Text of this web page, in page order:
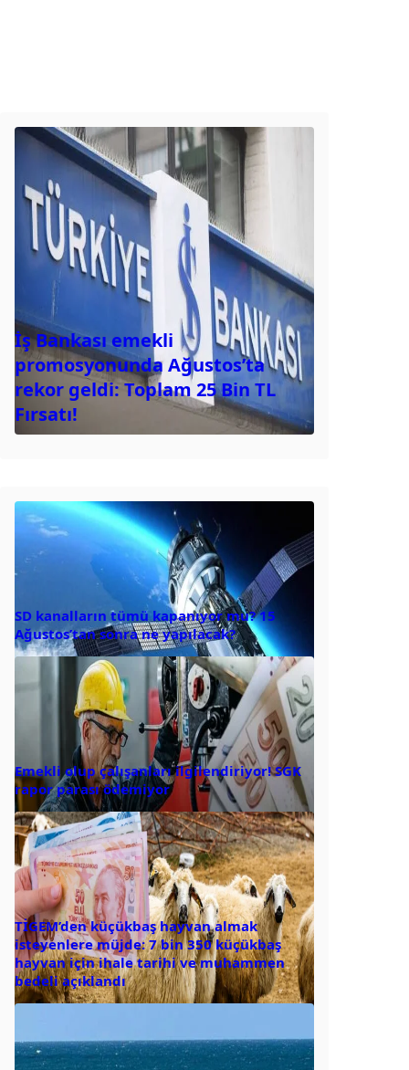
İş Bankası emekli
promosyonunda Ağustos’ta
rekor geldi: Toplam 25 Bin TL
Fırsatı!
SD kanalların tümü kapanıyor mu? 15
Ağustos’tan sonra ne yapılacak?
Emekli olup çalışanları ilgilendiriyor! SGK
rapor parası ödemiyor
TİGEM’den küçükbaş hayvan almak
isteyenlere müjde: 7 bin 350 küçükbaş
hayvan için ihale tarihi ve muhammen
bedeli açıklandı